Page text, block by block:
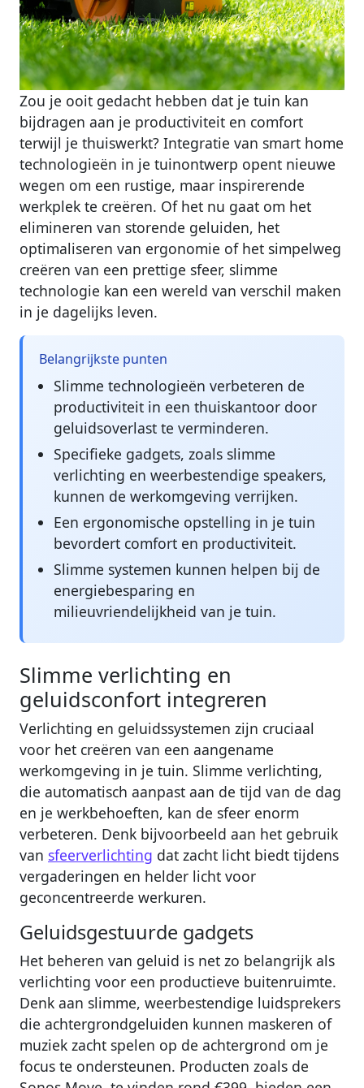
Zou je ooit gedacht hebben dat je tuin kan
bijdragen aan je productiviteit en comfort
terwijl je thuiswerkt? Integratie van smart home
technologieën in je tuinontwerp opent nieuwe
wegen om een rustige, maar inspirerende
werkplek te creëren. Of het nu gaat om het
elimineren van storende geluiden, het
optimaliseren van ergonomie of het simpelweg
creëren van een prettige sfeer, slimme
technologie kan een wereld van verschil maken
in je dagelijks leven.
Belangrijkste punten
Slimme technologieën verbeteren de
productiviteit in een thuiskantoor door
geluidsoverlast te verminderen.
Specifieke gadgets, zoals slimme
verlichting en weerbestendige speakers,
kunnen de werkomgeving verrijken.
Een ergonomische opstelling in je tuin
bevordert comfort en productiviteit.
Slimme systemen kunnen helpen bij de
energiebesparing en
milieuvriendelijkheid van je tuin.
Slimme verlichting en
geluidsconfort integreren
Verlichting en geluidssystemen zijn cruciaal
voor het creëren van een aangename
werkomgeving in je tuin. Slimme verlichting,
die automatisch aanpast aan de tijd van de dag
en je werkbehoeften, kan de sfeer enorm
verbeteren. Denk bijvoorbeeld aan het gebruik
van sfeerverlichting dat zacht licht biedt tijdens
vergaderingen en helder licht voor
geconcentreerde werkuren.
Geluidsgestuurde gadgets
Het beheren van geluid is net zo belangrijk als
verlichting voor een productieve buitenruimte.
Denk aan slimme, weerbestendige luidsprekers
die achtergrondgeluiden kunnen maskeren of
muziek zacht spelen op de achtergrond om je
focus te ondersteunen. Producten zoals de